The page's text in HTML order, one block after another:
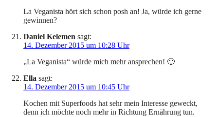
La Veganista hört sich schon posh an! Ja, würde ich gerne
gewinnen?
Daniel Kelemen sagt:
14. Dezember 2015 um 10:28 Uhr
„La Veganista“ würde mich mehr ansprechen! 🙂
Ella sagt:
14. Dezember 2015 um 10:45 Uhr
Kochen mit Superfoods hat sehr mein Interesse geweckt,
denn ich möchte noch mehr in Richtung Ernährung tun.